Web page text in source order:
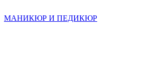
МАНИКЮР И ПЕДИКЮР